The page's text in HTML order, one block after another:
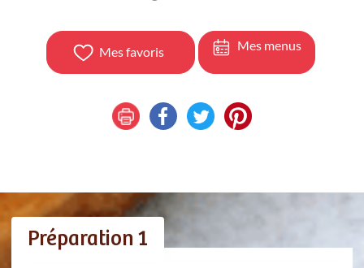
Mes favoris Mes menus
Préparation 1